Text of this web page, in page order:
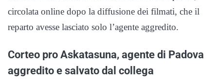
circolata online dopo la diffusione dei filmati, che il
reparto avesse lasciato solo l’agente aggredito.
Corteo pro Askatasuna, agente di Padova
aggredito e salvato dal collega